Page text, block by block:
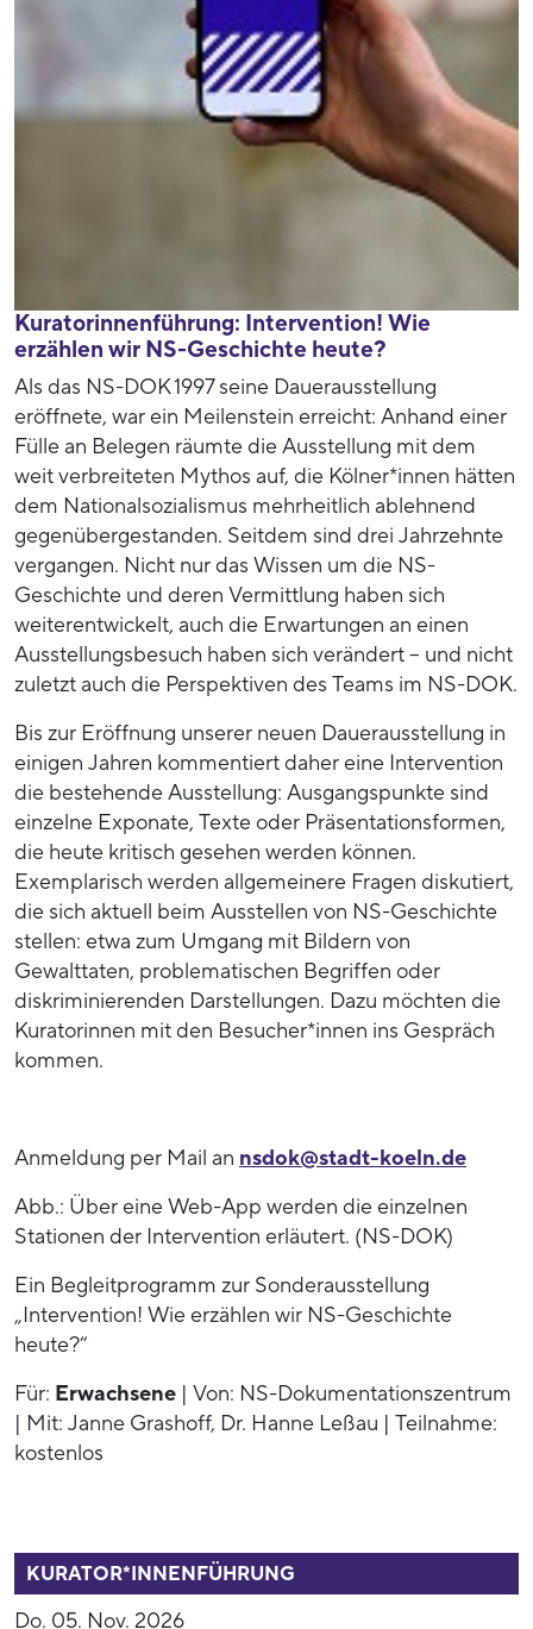
Kuratorinnenführung: Intervention! Wie
erzählen wir NS-Geschichte heute?
Als das NS-DOK 1997 seine Dauerausstellung
eröffnete, war ein Meilenstein erreicht: Anhand einer
Fülle an Belegen räumte die Ausstellung mit dem
weit verbreiteten Mythos auf, die Kölner*innen hätten
dem Nationalsozialismus mehrheitlich ablehnend
gegenübergestanden. Seitdem sind drei Jahrzehnte
vergangen. Nicht nur das Wissen um die NS-
Geschichte und deren Vermittlung haben sich
weiterentwickelt, auch die Erwartungen an einen
Ausstellungsbesuch haben sich verändert – und nicht
zuletzt auch die Perspektiven des Teams im NS-DOK.
Bis zur Eröffnung unserer neuen Dauerausstellung in
einigen Jahren kommentiert daher eine Intervention
die bestehende Ausstellung: Ausgangspunkte sind
einzelne Exponate, Texte oder Präsentationsformen,
die heute kritisch gesehen werden können.
Exemplarisch werden allgemeinere Fragen diskutiert,
die sich aktuell beim Ausstellen von NS-Geschichte
stellen: etwa zum Umgang mit Bildern von
Gewalttaten, problematischen Begriffen oder
diskriminierenden Darstellungen. Dazu möchten die
Kuratorinnen mit den Besucher*innen ins Gespräch
kommen.
Anmeldung per Mail an nsdok@stadt-koeln.de
Abb.: Über eine Web-App werden die einzelnen
Stationen der Intervention erläutert. (NS-DOK)
Ein Begleitprogramm zur Sonderausstellung
„Intervention! Wie erzählen wir NS-Geschichte
heute?“
Für: Erwachsene | Von: NS-Dokumentationszentrum
| Mit: Janne Grashoff, Dr. Hanne Leßau | Teilnahme:
kostenlos
KURATOR*INNENFÜHRUNG
Do. 05. Nov. 2026